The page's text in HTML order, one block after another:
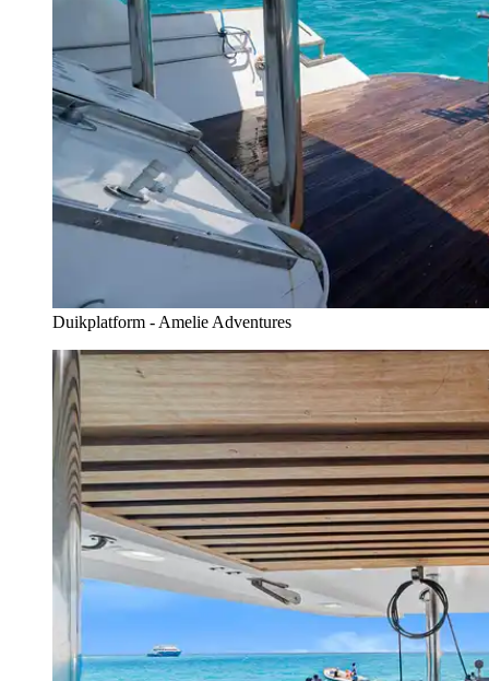
Duikplatform - Amelie Adventures